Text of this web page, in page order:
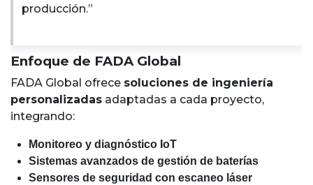
producción.”
Enfoque de FADA Global
FADA Global ofrece soluciones de ingeniería
personalizadas adaptadas a cada proyecto,
integrando:
Monitoreo y diagnóstico IoT
Sistemas avanzados de gestión de baterías
Sensores de seguridad con escaneo láser